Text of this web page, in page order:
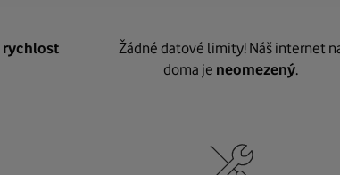
rychlost
Žádné datové limity! Náš internet
doma je neomezený.